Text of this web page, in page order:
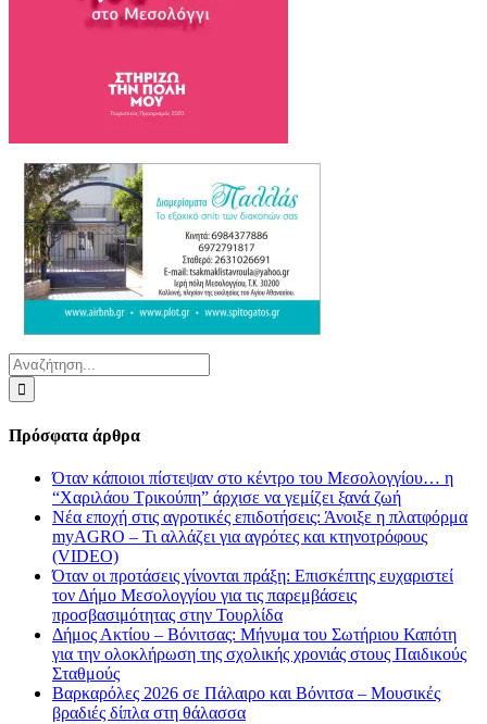
Αναζήτηση
για:
Πρόσφατα άρθρα
Όταν κάποιοι πίστεψαν στο κέντρο του Μεσολογγίου… η
“Χαριλάου Τρικούπη” άρχισε να γεμίζει ξανά ζωή
Νέα εποχή στις αγροτικές επιδοτήσεις: Άνοιξε η πλατφόρμα
myAGRO – Τι αλλάζει για αγρότες και κτηνοτρόφους
(VIDEO)
Όταν οι προτάσεις γίνονται πράξη: Επισκέπτης ευχαριστεί
τον Δήμο Μεσολογγίου για τις παρεμβάσεις
προσβασιμότητας στην Τουρλίδα
Δήμος Ακτίου – Βόνιτσας: Μήνυμα του Σωτήριου Καπότη
για την ολοκλήρωση της σχολικής χρονιάς στους Παιδικούς
Σταθμούς
Βαρκαρόλες 2026 σε Πάλαιρο και Βόνιτσα – Μουσικές
βραδιές δίπλα στη θάλασσα